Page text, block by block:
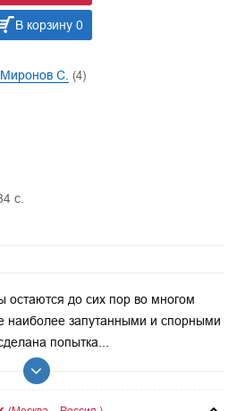
В корзину 0
Миронов С. (4)
с.
остаются до сих пор во многом
наиболее запутанными и спорными
попытка...